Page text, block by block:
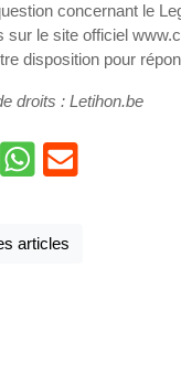
concernant le
sur le site officiel
disposition pour
droits : Letihon.be
articles